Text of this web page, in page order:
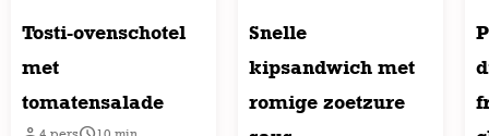
Tosti-ovenschotel
met
tomatensalade
Snelle
kipsandwich met
romige zoetzure